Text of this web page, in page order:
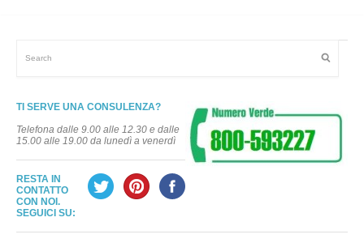
TI SERVE UNA CONSULENZA?
Telefona dalle 9.00 alle 12.30 e dalle
15.00 alle 19.00 da lunedì a venerdì
RESTA IN
CONTATTO
CON NOI.
SEGUICI SU: